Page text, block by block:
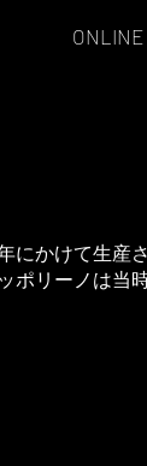
ONLINE
にかけて生
ポリーノは